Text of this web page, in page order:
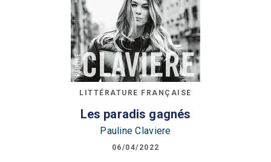
LITTÉRATURE FRANÇAISE
Les paradis gagnés
Pauline Claviere
06/04/2022